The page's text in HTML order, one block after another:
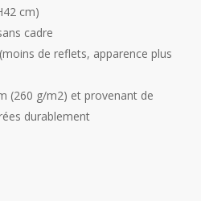
cm)
cadre
de reflets, apparence plus
(260 g/m2) et provenant de
durablement